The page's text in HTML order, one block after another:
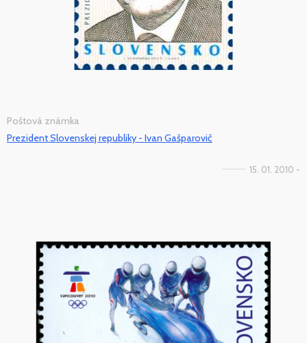
Poštová známka
Prezident Slovenskej republiky - Ivan Gašparovič
15. 01. 2010 -